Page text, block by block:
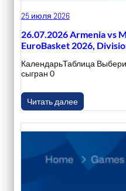
25 июля 2026
26.07.2026 Armenia vs
EuroBasket 2026,
КалендарьТаблица
сыгран 0
Читать далее